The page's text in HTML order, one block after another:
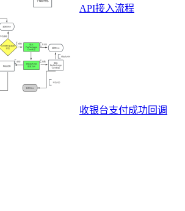
API接入流程
收银台支付成功回调